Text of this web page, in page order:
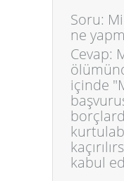
Soru:
ne
Cevap:
içinde
kabul